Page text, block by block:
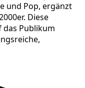
und Pop, ergänzt
Diese
das Publikum